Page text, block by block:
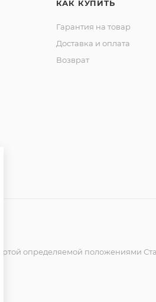
КАК КУПИТЬ
Гарантия на товар
Доставка и оплата
Возврат
определяемой положениями